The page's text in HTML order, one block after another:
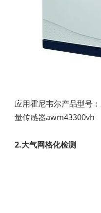
应用霍尼韦尔产品型号
量传感器awm43300vh
2.大气网格化检测